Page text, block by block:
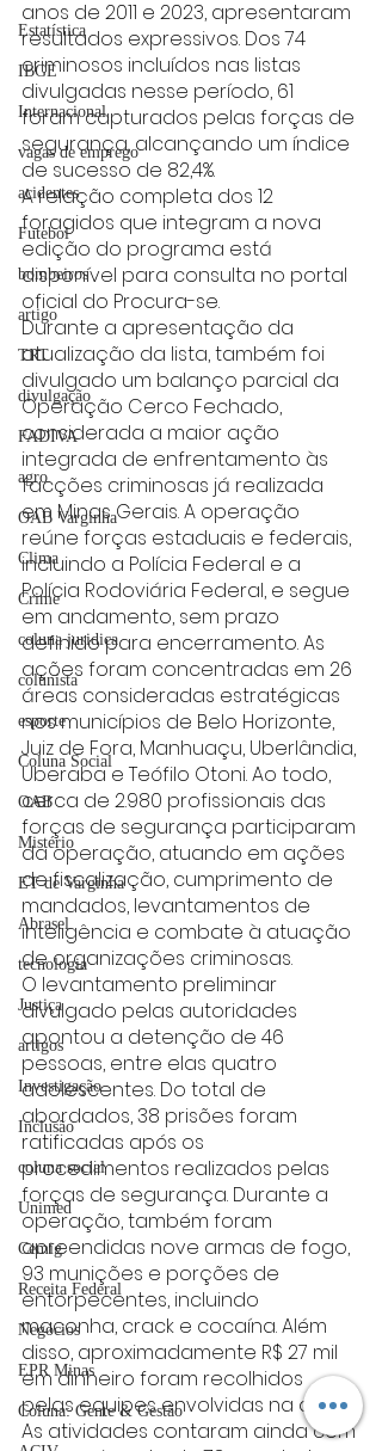
Estatística
IBGE
Internacional
vagas de emprego
acidentes
Futebol
bombeiros
artigo
TRT
divulgação
FADIVA
agro
OAB Varginha
Clima
Crime
coluna juridica
colunista
esporte
Coluna Social
OAB
Mistério
ET de Varginha
Abrasel
tecnologia
Justiça
artigos
Investigação
Inclusão
coluna social
Unimed
Cemig
Receita Federal
Negócios
EPR Minas
Coluna: Gente & Gestão
anos de 2011 e 2023, apresentaram
resultados expressivos. Dos 74
criminosos incluídos nas listas
divulgadas nesse período, 61
foram capturados pelas forças de
segurança, alcançando um índice
de sucesso de 82,4%.
A relação completa dos 12
foragidos que integram a nova
edição do programa está
disponível para consulta no portal
oficial do Procura-se.
Durante a apresentação da
atualização da lista, também foi
divulgado um balanço parcial da
Operação Cerco Fechado,
considerada a maior ação
integrada de enfrentamento às
facções criminosas já realizada
em Minas Gerais. A operação
reúne forças estaduais e federais,
incluindo a Polícia Federal e a
Polícia Rodoviária Federal, e segue
em andamento, sem prazo
definido para encerramento. As
ações foram concentradas em 26
áreas consideradas estratégicas
nos municípios de Belo Horizonte,
Juiz de Fora, Manhuaçu, Uberlândia,
Uberaba e Teófilo Otoni. Ao todo,
cerca de 2.980 profissionais das
forças de segurança participaram
da operação, atuando em ações
de fiscalização, cumprimento de
mandados, levantamentos de
inteligência e combate à atuação
de organizações criminosas.
O levantamento preliminar
divulgado pelas autoridades
apontou a detenção de 46
pessoas, entre elas quatro
adolescentes. Do total de
abordados, 38 prisões foram
ratificadas após os
procedimentos realizados pelas
forças de segurança. Durante a
operação, também foram
apreendidas nove armas de fogo,
93 munições e porções de
entorpecentes, incluindo
maconha, crack e cocaína. Além
disso, aproximadamente R$ 27 mil
em dinheiro foram recolhidos
pelas equipes envolvidas na ação.
As atividades contaram ainda com